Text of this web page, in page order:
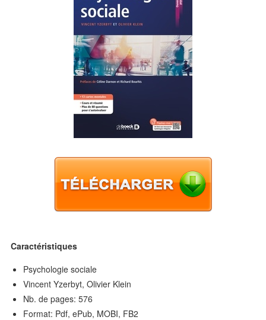
Caractéristiques
Psychologie sociale
Vincent Yzerbyt, Olivier Klein
Nb. de pages: 576
Format: Pdf, ePub, MOBI, FB2